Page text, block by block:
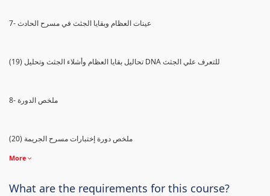
7- عينات العظام وبقايا الجثث في مسرح الحادث
(19) تحاليل بقايا العظام وأشلاء الجثث وتحليل DNA للتعرف علي الجثث
8- ملخص الدورة
(20) ملخص دورة إختبارات مسرح الجريمة
More
What are the requirements for this course?